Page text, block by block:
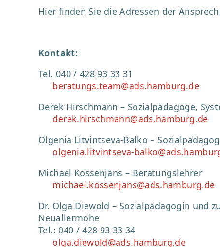
Hier finden Sie die Adressen der
Kontakt:
Tel. 040 / 428 93 33 31
beratungs.team@ads.hamburg.de
Derek Hirschmann – Sozialpädagoge,
derek.hirschmann@ads.hamburg.de
Olgenia Litvintseva-Balko –
olgenia.litvintseva-
Michael Kossenjans – Beratungslehrer
michael.kossenjans@ads.hamburg.de
Dr. Olga Diewold – Sozialpädagogin und
Neuallermöhe
Tel.: 040 / 428 93 33 34
olga.diewold@ads.hamburg.de